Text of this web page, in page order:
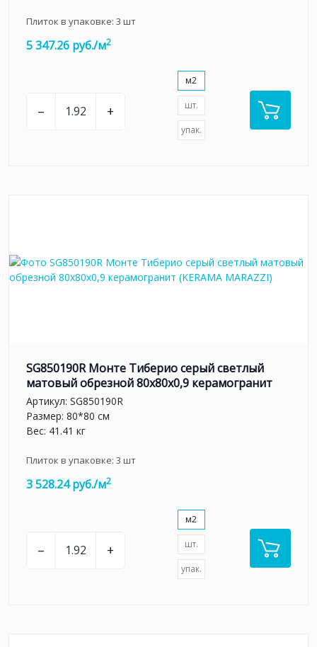
Плиток в упаковке: 3 шт
5 347.26 руб./м2
– +
м2
шт.
упак.
SG850190R Монте Тиберио серый светлый
матовый обрезной 80x80x0,9 керамогранит
Артикул: SG850190R
Размер: 80*80 см
Вес: 41.41 кг
Плиток в упаковке: 3 шт
3 528.24 руб./м2
– +
м2
шт.
упак.